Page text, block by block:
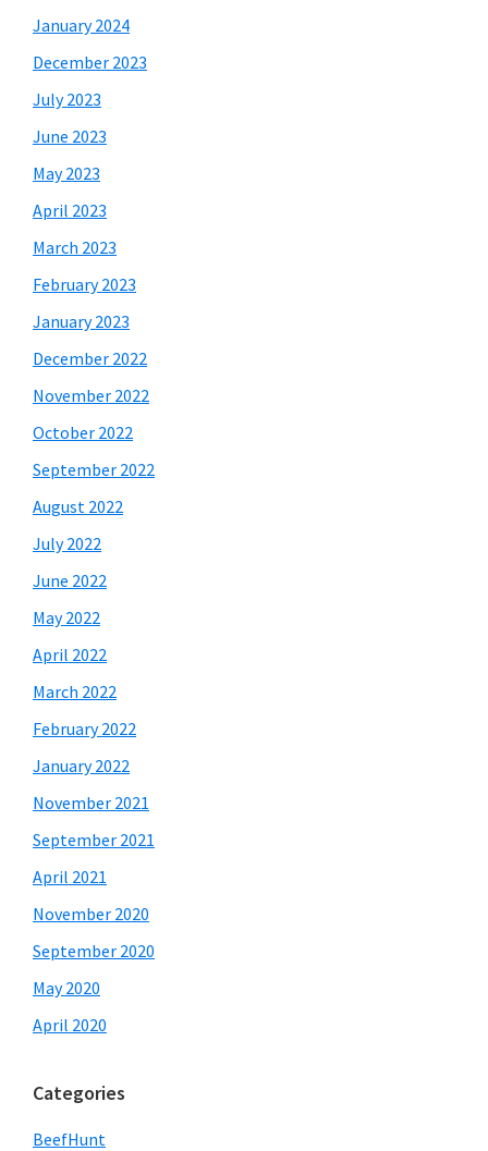
January 2024
December 2023
July 2023
June 2023
May 2023
April 2023
March 2023
February 2023
January 2023
December 2022
November 2022
October 2022
September 2022
August 2022
July 2022
June 2022
May 2022
April 2022
March 2022
February 2022
January 2022
November 2021
September 2021
April 2021
November 2020
September 2020
May 2020
April 2020
Categories
BeefHunt